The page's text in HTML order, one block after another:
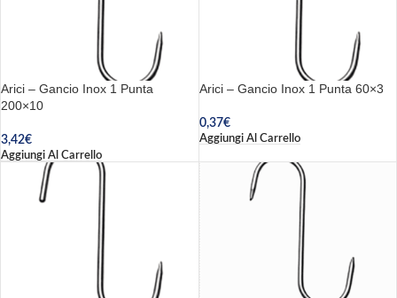
Arici – Gancio Inox 1 Punta
200×10
3,42€
Aggiungi Al Carrello
Arici – Gancio Inox 1 Punta 60×3
0,37€
Aggiungi Al Carrello